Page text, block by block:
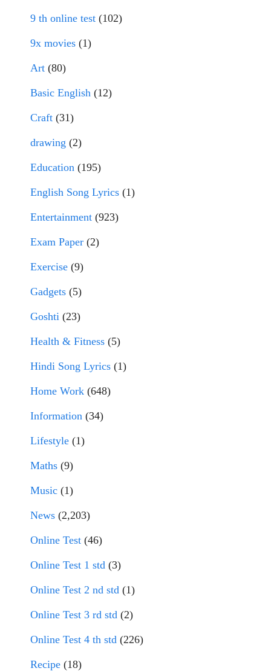
9 th online test (102)
9x movies (1)
Art (80)
Basic English (12)
Craft (31)
drawing (2)
Education (195)
English Song Lyrics (1)
Entertainment (923)
Exam Paper (2)
Exercise (9)
Gadgets (5)
Goshti (23)
Health & Fitness (5)
Hindi Song Lyrics (1)
Home Work (648)
Information (34)
Lifestyle (1)
Maths (9)
Music (1)
News (2,203)
Online Test (46)
Online Test 1 std (3)
Online Test 2 nd std (1)
Online Test 3 rd std (2)
Online Test 4 th std (226)
Recipe (18)